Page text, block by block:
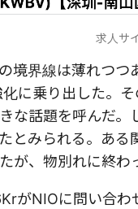
求人サ
境界線は薄れつ
に乗り出した。
な話題を呼んだ
とみられる。あ
が、物別れに終わ
がNIOに問い合